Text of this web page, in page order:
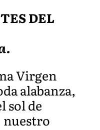
DEL
Virgen
alabanza,
sol de
nuestro